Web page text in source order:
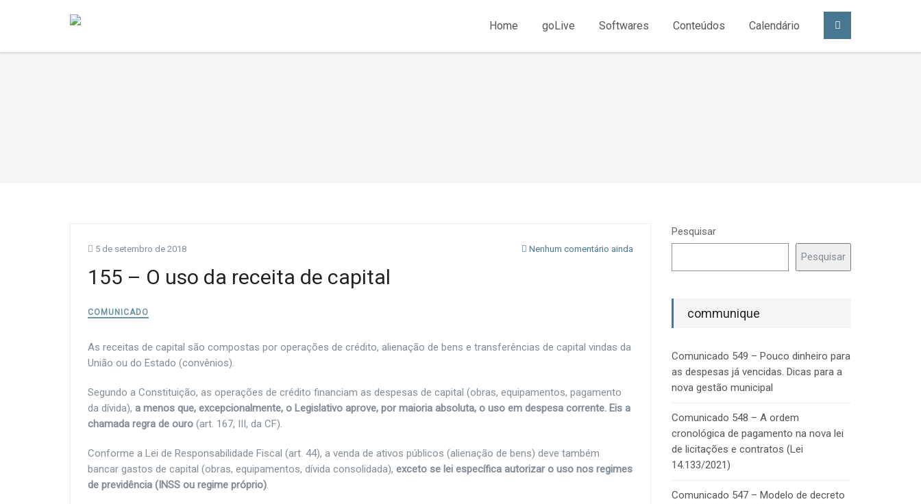
Home goLive Softwares Conteúdos Calendário
Nenhum comentário ainda
5 de setembro de 2018
155 – O uso da receita de capital
COMUNICADO
As receitas de capital são compostas por operações de crédito, alienação de bens e transferências de capital vindas da
União ou do Estado (convênios).
Segundo a Constituição, as operações de crédito financiam as despesas de capital (obras, equipamentos, pagamento
da dívida), a menos que, excepcionalmente, o Legislativo aprove, por maioria absoluta, o uso em despesa corrente. Eis a
chamada regra de ouro (art. 167, III, da CF).
Conforme a Lei de Responsabilidade Fiscal (art. 44), a venda de ativos públicos (alienação de bens) deve também
bancar gastos de capital (obras, equipamentos, dívida consolidada), exceto se lei específica autorizar o uso nos regimes
de previdência (INSS ou regime próprio).
Pesquisar
Pesquisar
communique
Comunicado 549 – Pouco dinheiro para
as despesas já vencidas. Dicas para a
nova gestão municipal
Comunicado 548 – A ordem
cronológica de pagamento na nova lei
de licitações e contratos (Lei
14.133/2021)
Comunicado 547 – Modelo de decreto